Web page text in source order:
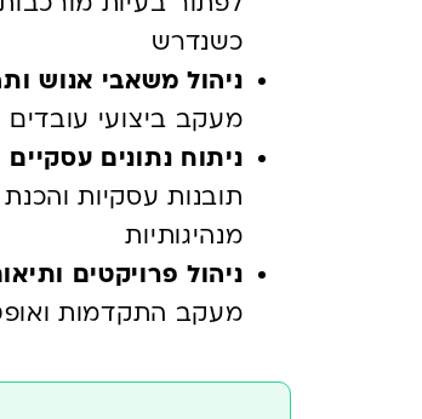
כשנדרש
ניהול משאבי אנוש
מעקב ביצועי
ניתוח נתונים עסקיים
תובנות עסקיות
מנהיגותיות
ניהול פרויקטים
מעקב התקדמות